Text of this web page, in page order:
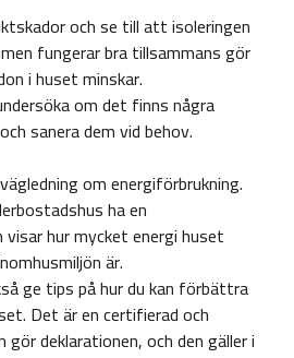
och se till att isoleringen
fungerar bra tillsammans gör
i huset minskar.
om det finns några
sanera dem vid behov.
om energiförbrukning.
ha en
hur mycket energi huset
är.
ge tips på hur du kan förbättra
Det är en certifierad och
deklarationen, och den gäller i